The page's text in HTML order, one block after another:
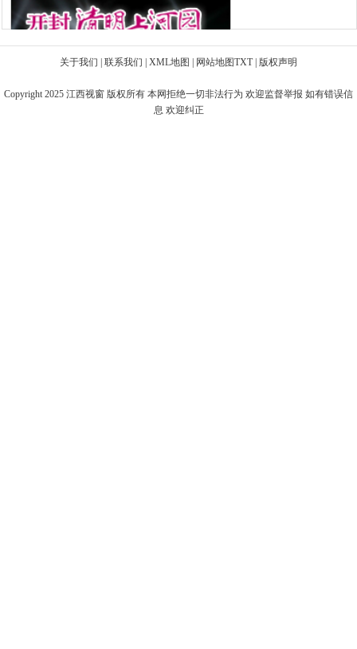
关于我们 联系我们 XML地图 网站地图TXT| 版权声明
Copyright 2025 江西视窗 版权所有 本网拒绝一切非法行为 欢迎监督举报 如有错误信
息 欢迎纠正